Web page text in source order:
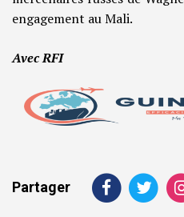
engagement au Mali.
Avec RFI
Partager